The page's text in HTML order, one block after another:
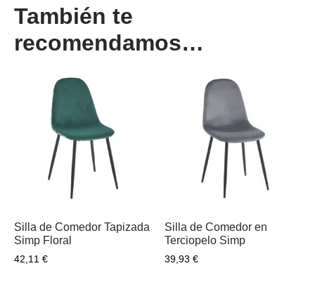
También te
recomendamos…
Silla de Comedor Tapizada
Simp Floral
42,11 €
Silla de Comedor en
Terciopelo Simp
39,93 €